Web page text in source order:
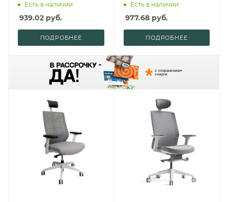
Есть в наличии
939.02 руб.
ПОДРОБНЕЕ
Есть в наличии
977.68руб.
ПОДРОБНЕЕ